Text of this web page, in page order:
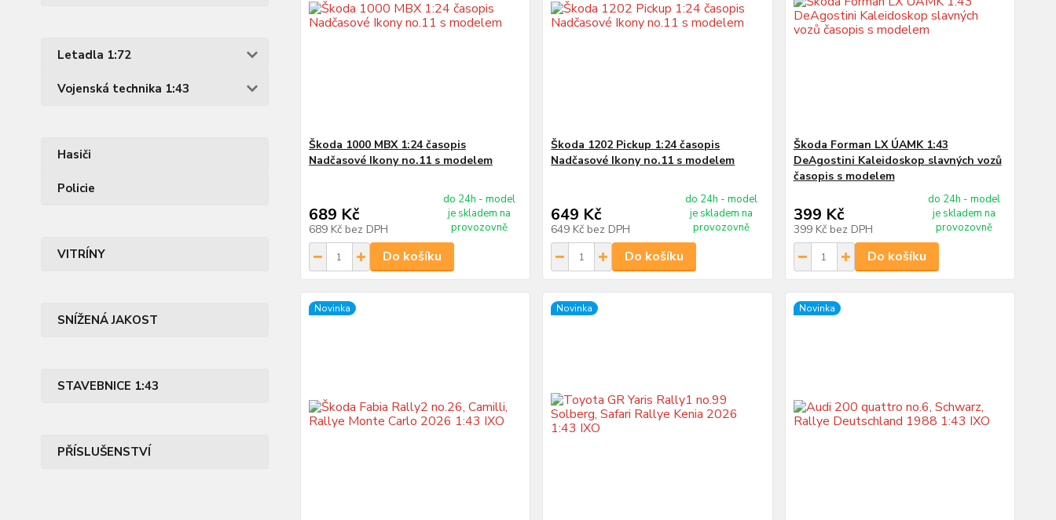
Letadla 1:72
Vojenská technika 1:43
Hasiči
Policie
VITRÍNY
SNÍŽENÁ JAKOST
STAVEBNICE 1:43
PŘÍSLUŠENSTVÍ
Škoda 1000 MBX 1:24 časopis
Nadčasové Ikony no.11 s modelem
689 Kč
689 Kč bez DPH
do 24h - model
je skladem na
provozovně
Do košíku
Škoda 1202 Pickup 1:24 časopis
Nadčasové Ikony no.11 s modelem
649 Kč
649 Kč bez DPH
do 24h - model
je skladem na
provozovně
Do košíku
Škoda Forman LX ÚAMK 1:43
DeAgostini Kaleidoskop slavných vozů
časopis s modelem
399 Kč
399 Kč bez DPH
do 24h - model
je skladem na
provozovně
Do košíku
Novinka Novinka Novinka